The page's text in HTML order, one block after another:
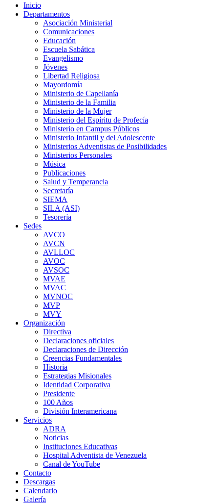
Inicio
Departamentos
Asociación Ministerial
Comunicaciones
Educación
Escuela Sabática
Evangelismo
Jóvenes
Libertad Religiosa
Mayordomía
Ministerio de Capellanía
Ministerio de la Familia
Ministerio de la Mujer
Ministerio del Espíritu de Profecía
Ministerio en Campus Públicos
Ministerio Infantil y del Adolescente
Ministerios Adventistas de Posibilidades
Ministerios Personales
Música
Publicaciones
Salud y Temperancia
Secretaría
SIEMA
SILA (ASI)
Tesorería
Sedes
AVCO
AVCN
AVLLOC
AVOC
AVSOC
MVAE
MVAC
MVNOC
MVP
MVY
Organización
Directiva
Declaraciones oficiales
Declaraciones de Dirección
Creencias Fundamentales
Historia
Estrategias Misionales
Identidad Corporativa
Presidente
100 Años
División Interamericana
Servicios
ADRA
Noticias
Instituciones Educativas
Hospital Adventista de Venezuela
Canal de YouTube
Contacto
Descargas
Calendario
Galería